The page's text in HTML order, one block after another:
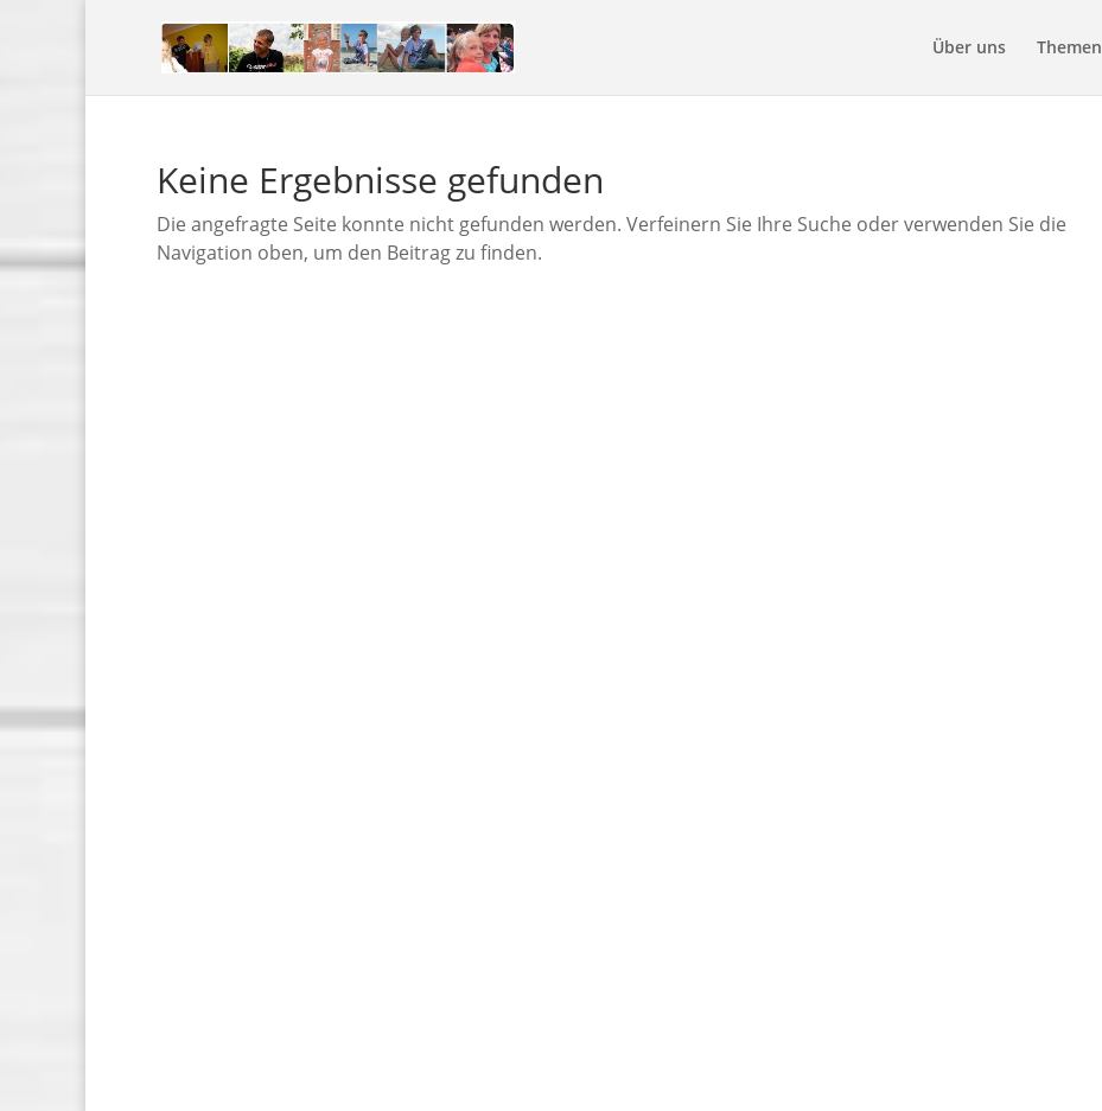
Über uns Themen
Keine Ergebnisse gefunden
Die angefragte Seite konnte nicht gefunden werden. Verfeinern Sie Ihre Suche oder verwenden Sie die
Navigation oben, um den Beitrag zu finden.